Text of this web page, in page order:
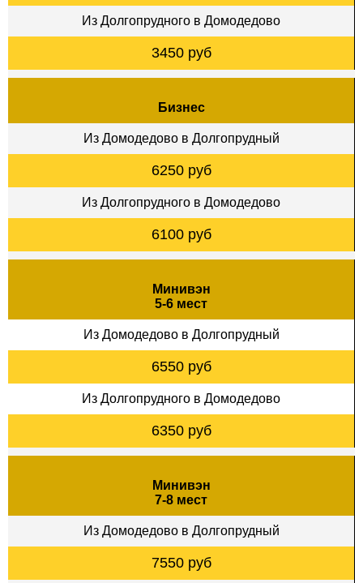
Из Долгопрудного в Домодедово
3450 руб
Бизнес
Из Домодедово в Долгопрудный
6250 руб
Из Долгопрудного в Домодедово
6100 руб
Минивэн
5-6 мест
Из Домодедово в Долгопрудный
6550 руб
Из Долгопрудного в Домодедово
6350 руб
Минивэн
7-8 мест
Из Домодедово в Долгопрудный
7550 руб